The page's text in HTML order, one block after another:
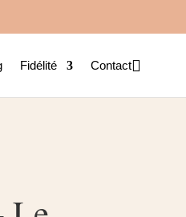
Fidélité Contact